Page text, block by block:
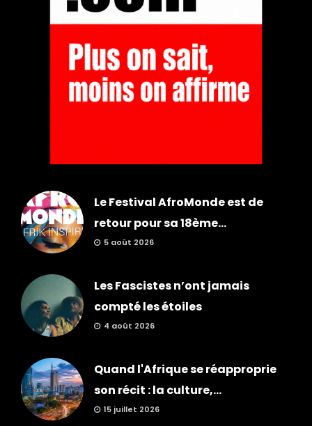
Le Festival AfroMonde est de
retour pour sa 18ème...
5 août 2026
Les Fascistes n’ont jamais
compté les étoiles
4 août 2026
Quand l'Afrique se réapproprie
son récit : la culture,...
15 juillet 2026